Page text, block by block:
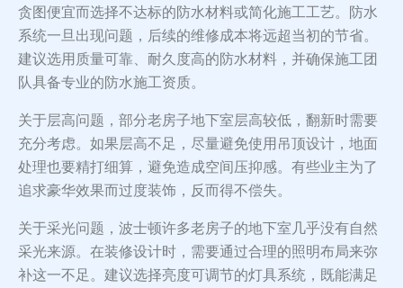
贪图便宜而选择不达标的防水材料或简化施工工艺。防水
系统一旦出现问题，后续的维修成本将远超当初的节省。
建议选用质量可靠、耐久度高的防水材料，并确保施工团
队具备专业的防水施工资质。
关于层高问题，部分老房子地下室层高较低，翻新时需要
充分考虑。如果层高不足，尽量避免使用吊顶设计，地面
处理也要精打细算，避免造成空间压抑感。有些业主为了
追求豪华效果而过度装饰，反而得不偿失。
关于采光问题，波士顿许多老房子的地下室几乎没有自然
采光来源。在装修设计时，需要通过合理的照明布局来弥
补这一不足。建议选择亮度可调节的灯具系统，既能满足